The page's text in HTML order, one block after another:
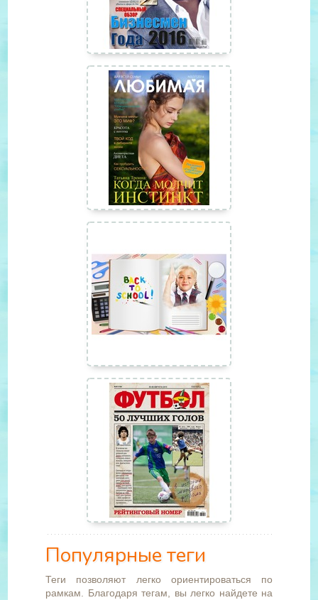
Популярные теги
Теги позволяют легко ориентироваться по
рамкам. Благодаря тегам, вы легко найдете на